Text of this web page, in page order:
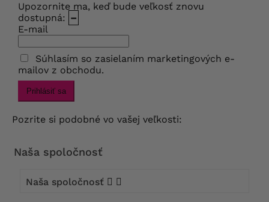
Upozornite ma, keď bude veľkosť znovu
dostupná: –
E-mail
Súhlasím so zasielaním marketingových e-
mailov z obchodu.
Prihlásiť sa
Pozrite si podobné vo vašej veľkosti:
Naša spoločnosť
Naša spoločnosť  